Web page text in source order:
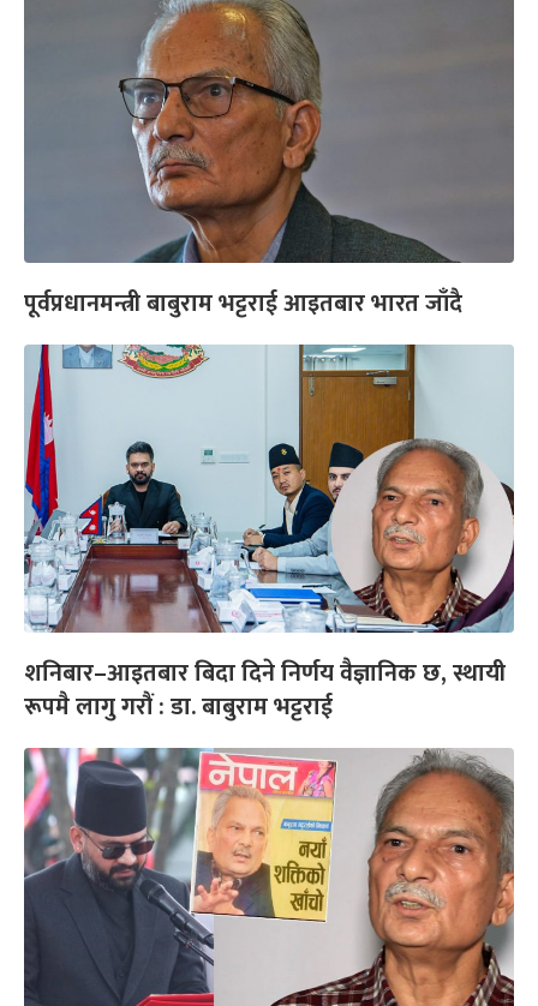
पूर्वप्रधानमन्त्री बाबुराम भट्टराई आइतबार भारत जाँदै
शनिबार–आइतबार बिदा दिने निर्णय वैज्ञानिक छ, स्थायी
रूपमै लागु गरौं : डा. बाबुराम भट्टराई